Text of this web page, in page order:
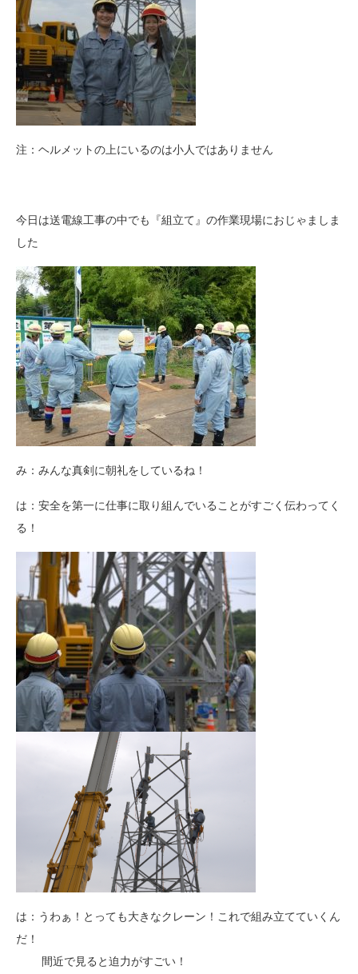
注：ヘルメットの上にいるのは小人ではありません
今日は送電線工事の中でも『組立て』の作業現場におじゃましま
した
み：みんな真剣に朝礼をしているね！
は：安全を第一に仕事に取り組んでいることがすごく伝わってく
る！
は：うわぁ！とっても大きなクレーン！これで組み立てていくん
だ！
間近で見ると迫力がすごい！